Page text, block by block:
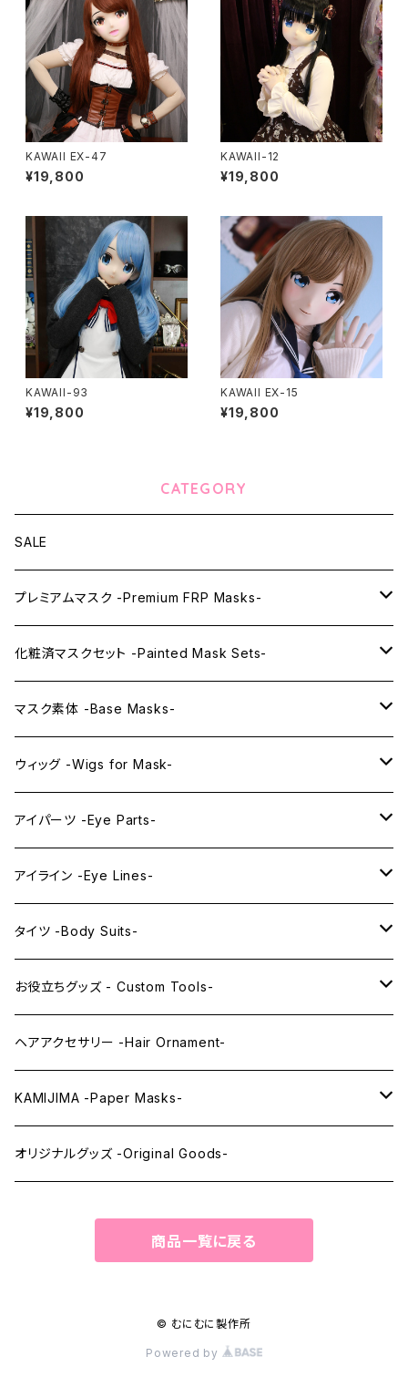
KAWAII EX-47
¥19,800
KAWAII-12
¥19,800
KAWAII-93
¥19,800
KAWAII EX-15
¥19,800
CATEGORY
SALE
プレミアムマスク -Premium FRP Masks-
KAWAII PREMIUM Mask & Wig Sets
プレミアムマスク素体-Premium base masks-
プレミアムウィッグ -Premium Wigs-
プレミアムレンズアイ -Premium Lens eye-
化粧済マスクセット -Painted Mask Sets-
KAWAII EX series
KAWAII series
IDOL series
PRINCESS series
KAWAII Little series
マスク素体 -Base Masks-
アニメマスク -Anime Masks-
ドールマスク -Doll Masks-
ウィッグ -Wigs for Mask-
ロング -Long-
ミドル -Middle-
アイパーツ -Eye Parts-
レンズアイ -Lens Eyes-
レンズアイ
レンズアイEX
クリスタルアイ -Crystal Eyes-
アイライン -Eye Lines-
アイラインステッカー -Eye Line Stickers-
まゆ毛 -Eyebrows-
まつ毛 -Eyelash-
タイツ -Body Suits-
全身タイツ -Full Body Suits-
上半身タイツ -Upper Body Suits-
お役立ちグッズ - Custom Tools-
カスタム用品 -Custom Tools-
ウィッグメンテナンス -Wig Maintenance-
ヘアアクセサリー -Hair Ornament-
KAMIJIMA -Paper Masks-
ペーパーマスク -Paper Masks-
オリジナルグッズ -Original Goods-
商品一覧に戻る
© むにむに製作所
Powered by